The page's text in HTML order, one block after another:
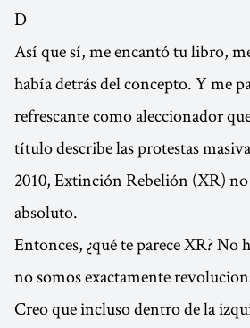
D
Así que sí, me encantó tu libro,
había detrás del concepto. Y me
refrescante como aleccionador
título describe las protestas
2010, Extinción Rebelión (XR)
absoluto.
Entonces, ¿qué te parece XR? No
no somos exactamente
Creo que incluso dentro de la